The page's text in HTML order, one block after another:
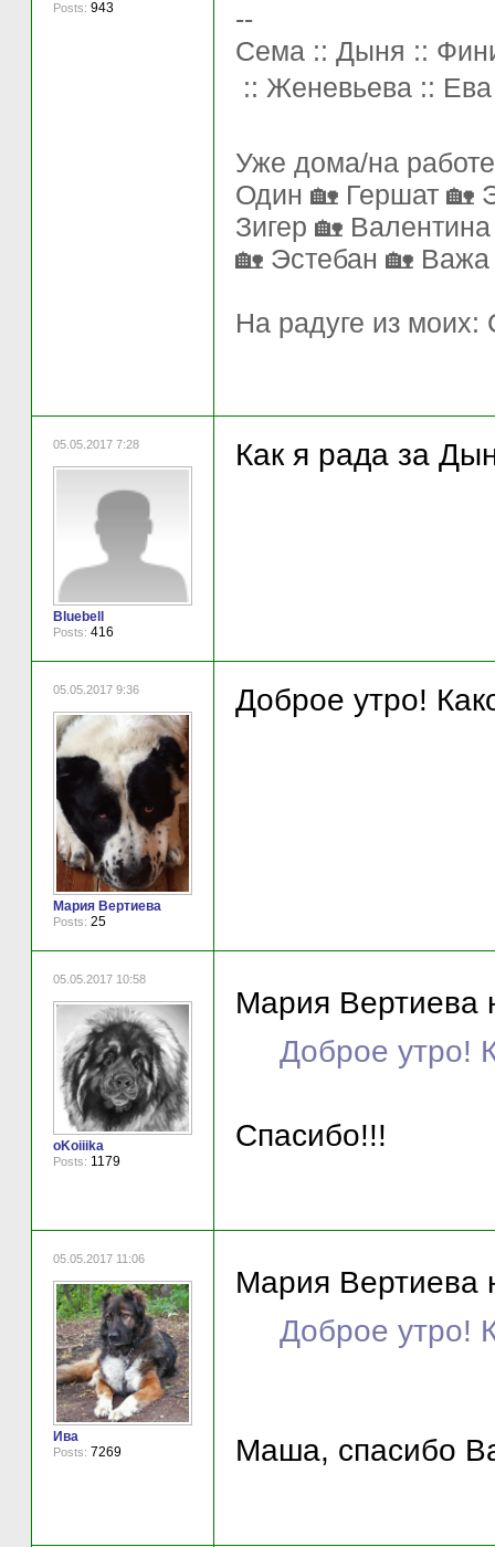
Posts: 943
--
Сема :: Дыня ::
:: Женевьева ::
Уже дома/на
Один 🏡 Гершат 🏡
Зигер 🏡
🏡 Эстебан 🏡
На радуге из
05.05.2017 7:28
Bluebell
Posts: 416
Как я рада за
05.05.2017 9:36
Мария Вертиева
Posts: 25
Доброе утро!
05.05.2017 10:58
oKoiiika
Posts: 1179
Мария Вертиева
Доброе утро!
Спасибо!!!
05.05.2017 11:06
Ива
Posts: 7269
Мария Вертиева
Доброе утро!
Маша, спасибо